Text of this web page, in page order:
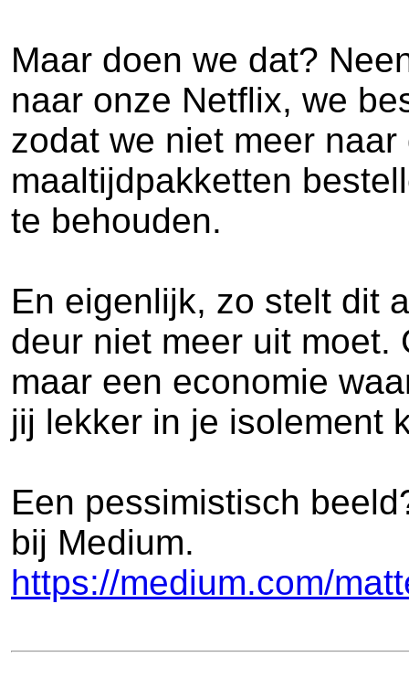
Maar doen we dat?
naar onze Netflix, we
zodat we niet meer
maaltijdpakketten
te behouden.
En eigenlijk, zo stelt dit
deur niet meer uit moet.
maar een economie
jij lekker in je isolement
Een pessimistisch
bij Medium.
https://medium.com/